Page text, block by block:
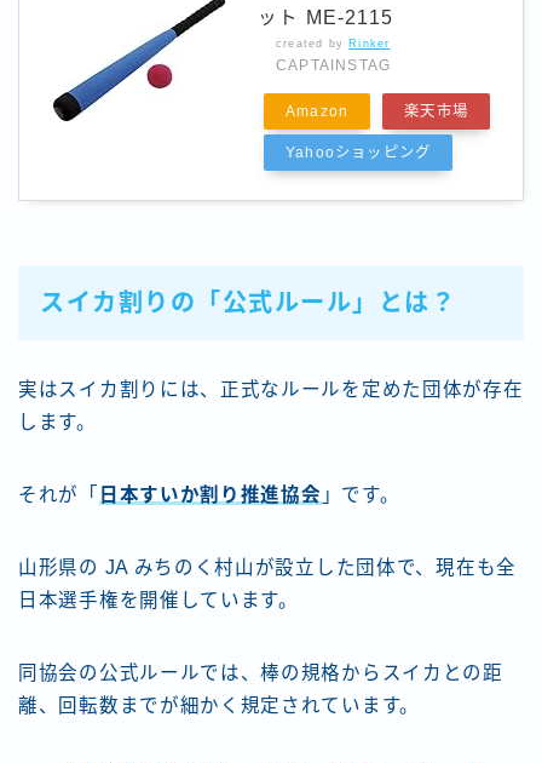
ット ME-2115
created by Rinker
CAPTAINSTAG
Amazon 楽天市場
Yahooショッピング
スイカ割りの「公式ルール」とは？
実はスイカ割りには、正式なルールを定めた団体が存在
します。
それが「 日本すいか割り推進協会 」です。
山形県の JA みちのく村山が設立した団体で、現在も全
日本選手権を開催しています。
同協会の公式ルールでは、棒の規格からスイカとの距
離、回転数までが細かく規定されています。